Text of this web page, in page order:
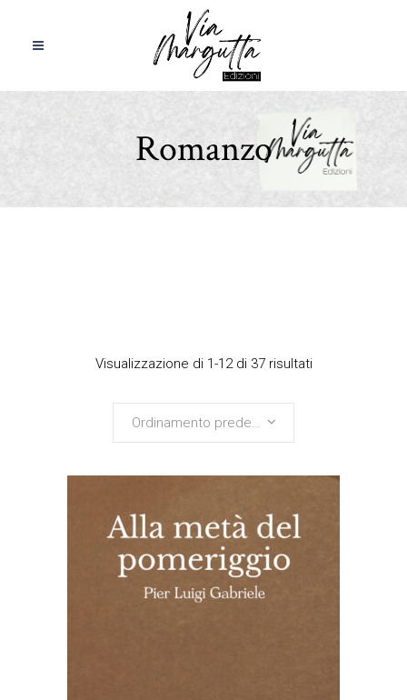
Romanzo
Visualizzazione di 1-12 di 37 risultati
Ordinamento predefinito